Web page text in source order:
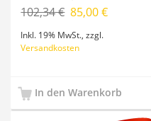
Gelb/Marineblau, Größe
102,34 € 85,00 €
Inkl. 19% MwSt.,zzgl.
Versandkosten
In den Warenkorb